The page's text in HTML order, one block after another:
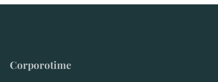
Corporotime